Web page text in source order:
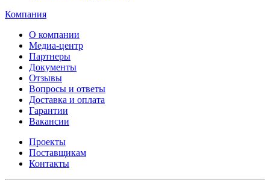
Компания
О компании
Медиа-центр
Партнеры
Документы
Отзывы
Вопросы и ответы
Доставка и оплата
Гарантии
Вакансии
Проекты
Поставщикам
Контакты